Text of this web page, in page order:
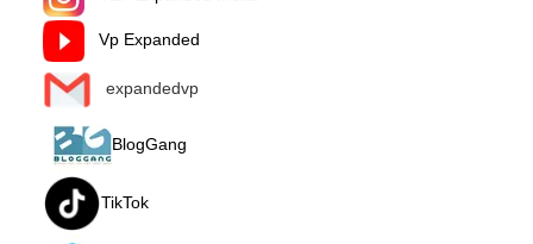
Vp Expanded
expandedvp
BlogGang
TikTok